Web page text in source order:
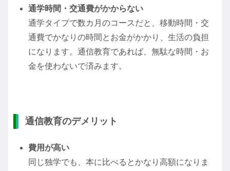
通学時間・交通費がかからない
通学タイプで数カ月のコースだと、移動時間・交
通費でかなりの時間とお金がかかり、生活の負担
になります。通信教育であれば、無駄な時間・お
金を使わないで済みます。
通信教育のデメリット
費用が高い
同じ独学でも、本に比べるとかなり高額になりま